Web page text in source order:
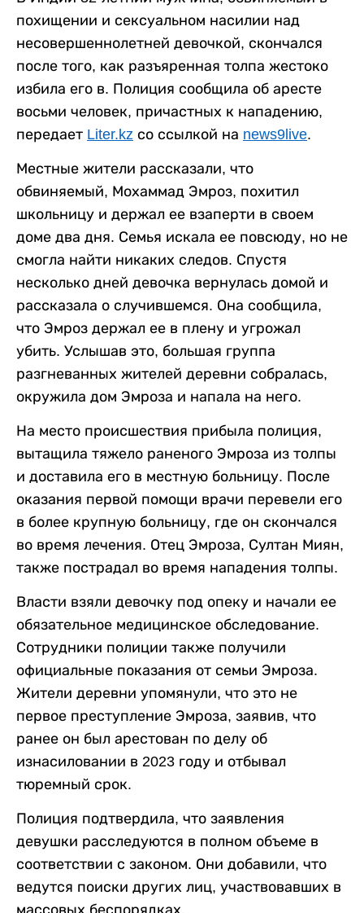
похищении и сексуальном насилии над
несовершеннолетней девочкой, скончался
после того, как разъяренная толпа жестоко
избила его в. Полиция сообщила об аресте
восьми человек, причастных к нападению,
передает Liter.kz со ссылкой на news9live.
Местные жители рассказали, что
обвиняемый, Мохаммад Эмроз, похитил
школьницу и держал ее взаперти в своем
доме два дня. Семья искала ее повсюду, но не
смогла найти никаких следов. Спустя
несколько дней девочка вернулась домой и
рассказала о случившемся. Она сообщила,
что Эмроз держал ее в плену и угрожал
убить. Услышав это, большая группа
разгневанных жителей деревни собралась,
окружила дом Эмроза и напала на него.
На место происшествия прибыла полиция,
вытащила тяжело раненого Эмроза из толпы
и доставила его в местную больницу. После
оказания первой помощи врачи перевели его
в более крупную больницу, где он скончался
во время лечения. Отец Эмроза, Султан Миян,
также пострадал во время нападения толпы.
Власти взяли девочку под опеку и начали ее
обязательное медицинское обследование.
Сотрудники полиции также получили
официальные показания от семьи Эмроза.
Жители деревни упомянули, что это не
первое преступление Эмроза, заявив, что
ранее он был арестован по делу об
изнасиловании в 2023 году и отбывал
тюремный срок.
Полиция подтвердила, что заявления
девушки расследуются в полном объеме в
соответствии с законом. Они добавили, что
ведутся поиски других лиц, участвовавших в
массовых беспорядках.